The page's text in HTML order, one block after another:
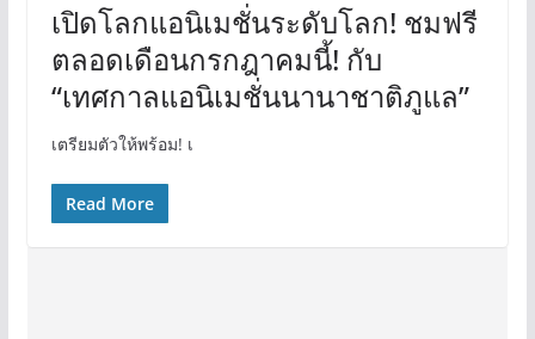
เปิดโลกแอนิเมชั่นระดับโลก! ชมฟรี
ตลอดเดือนกรกฎาคมนี้! กับ
“เทศกาลแอนิเมชั่นนานาชาติภูแล”
เตรียมตัวให้พร้อม! เ
Read More